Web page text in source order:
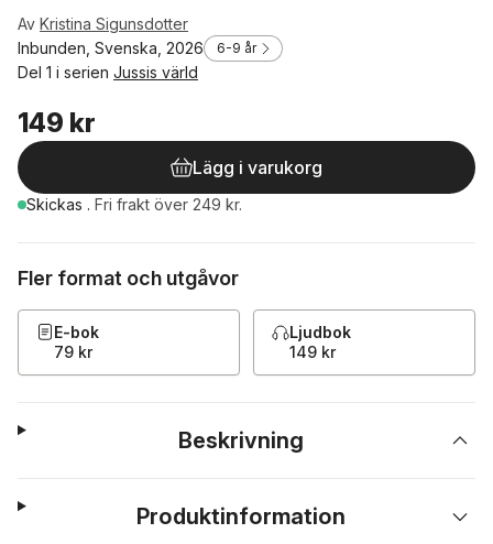
Av Kristina Sigunsdotter
Inbunden, Svenska, 2026
6-9 år
Del 1 i serien Jussis värld
149 kr
Lägg i varukorg
Skickas . Fri frakt över 249 kr.
Fler format och utgåvor
E-bok
79 kr
Ljudbok
149 kr
Beskrivning
Produktinformation